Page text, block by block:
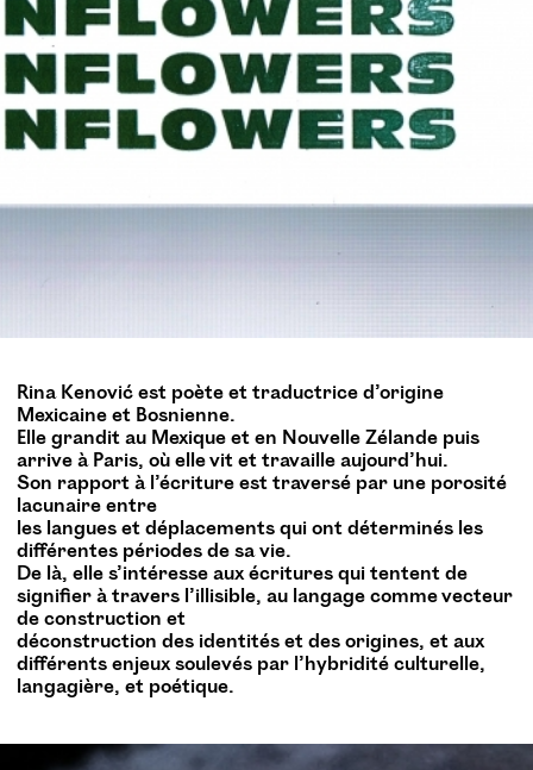
Rina Kenović est poète et traductrice d’origine
Mexicaine et Bosnienne.
Elle grandit au Mexique et en Nouvelle Zélande puis
arrive à Paris, où elle vit et travaille aujourd’hui.
Son rapport à l’écriture est traversé par une porosité
lacunaire entre
les langues et déplacements qui ont déterminés les
différentes périodes de sa vie.
De là, elle s’intéresse aux écritures qui tentent de
signifier à travers l’illisible, au langage comme vecteur
de construction et
déconstruction des identités et des origines, et aux
différents enjeux soulevés par l’hybridité culturelle,
langagière, et poétique.